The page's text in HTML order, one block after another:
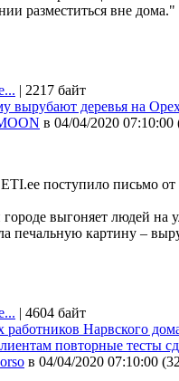
разместиться вне дома."
| 2217 байт
вырубают деревья на
в 04/04/2020 07:10:00
поступило письмо
выгоняет людей на
печальную картину –
| 4604 байт
работников Нарвского
повторные тесты
в 04/04/2020 07:10:00 (